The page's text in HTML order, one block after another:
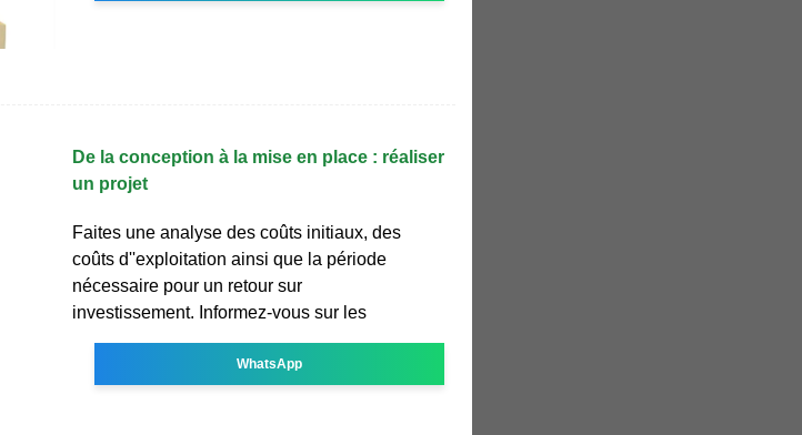
De la conception à la mise en place : réaliser
un projet
Faites une analyse des coûts initiaux, des
coûts d''exploitation ainsi que la période
nécessaire pour un retour sur
investissement. Informez-vous sur les
WhatsApp